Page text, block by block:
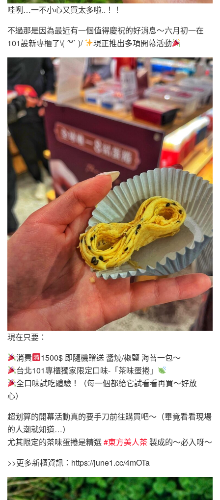
哇咧…一不小心又買太多啦..！！
不過那是因為最近有一個值得慶祝的好消息～六月初一在
101設新專櫃了\( ´꒳` )/
現正推出多項開幕活動
現在只要：
消費
1500$ 即隨機贈送 醬燒/椒鹽 海苔一包～
台北101專櫃獨家限定口味-「茶味蛋捲」
全口味試吃體驗！（每一個都給它試看看再買～好放
心）
超划算的開幕活動真的要手刀前往購買吧～（畢竟看看現場
的人潮就知道…）
尤其限定的茶味蛋捲是精選#東方美人茶製成的～必入呀～
>>更多新櫃資訊：https://june1.cc/4mOTa